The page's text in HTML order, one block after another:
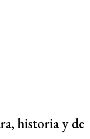
historia y de